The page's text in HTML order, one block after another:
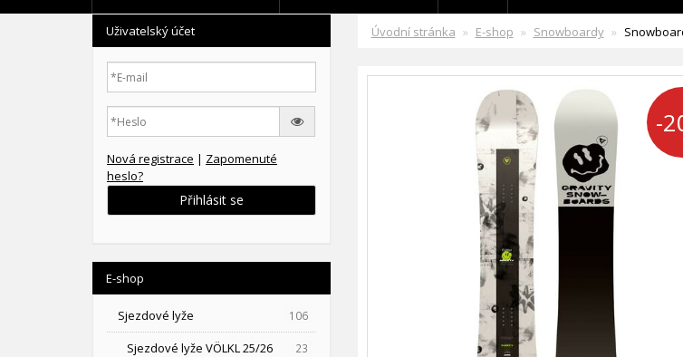
Úvodní stránka E-shop Snowboardy
-
Uživatelský účet
Nová registrace | Zapomenuté
heslo?
Přihlásit se
E-shop
Sjezdové lyže 106
Sjezdové lyže VÖLKL 25/26 23